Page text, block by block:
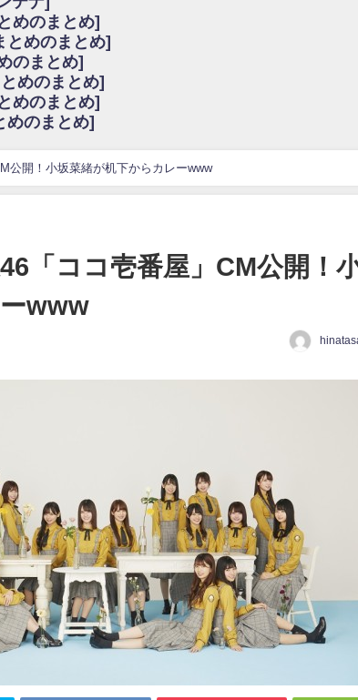
グリ日程がこちら
プ / 日向坂46卒業後初共演！佐々木久美さん、師匠オードリー若林
話題に
ッズ＆生写真5種が公開される
17:15〜 SHOWROOM】
いちごみるく×マヨラー星人 と同じと考えてよろしいですか？
ｗｗｗｗｗｗ
ったうちの息子が団地住みの貧乏に学歴で負けた」
めのまとめ]
とめのまとめ]
のまとめ]
めのまとめ]
めのまとめ]
めのまとめ]
公開！小坂菜緒が机下からカレーwww
「ココ壱番屋」CM公開！
www